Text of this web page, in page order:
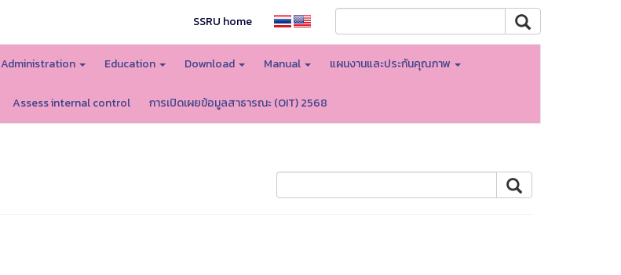
SSRU home
Administration Education Download Manual แผนงานและประกันคุณภาพ
Assess internal control การเปิดเผยข้อมูลสาธารณะ (OIT) 2568